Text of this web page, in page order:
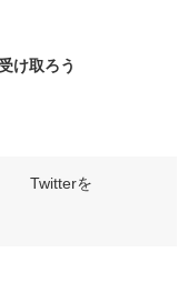
け取ろう